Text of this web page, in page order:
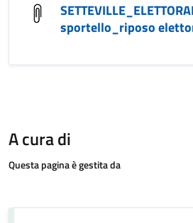
sportello_riposo
A cura di
Questa pagina è gestita da